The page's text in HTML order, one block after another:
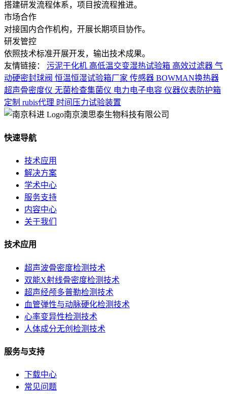
搭建研发流程体系，项目按流程推进。
市场合作
对接国内合作机构，开展长期项目协作。
研发管控
依照技术标准开展开发，输出技术成果。
友情链接：
污泥干化机 高低温交变湿热试验箱 高效过滤器 气
动硬密封球阀 恒温恒湿试验箱厂家 传感器 BOWMAN换热器
超声骨密度仪 无菌检查集菌仪 电力电子电容 仪器仪表防护箱
定制 rubis代理 时间压力试验装置
南京澳思泰生物科技有限公司
快速导航
技术应用
解决方案
学术中心
服务支持
内容中心
关于我们
技术应用
超声波骨密度检测技术
双能X射线骨密度检测技术
超声经颅多普勒检测技术
血管弹性与动脉硬化检测技术
心率变异性检测技术
人体成分无创检测技术
服务与支持
下载中心
常见问题